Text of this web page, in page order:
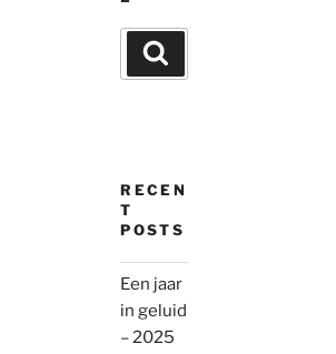
Search
for:
RECEN
T
POSTS
Een jaar
in geluid
– 2025